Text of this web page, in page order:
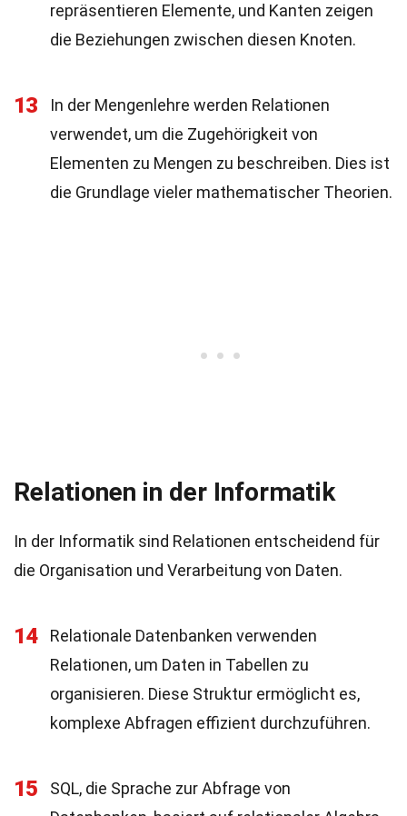
repräsentieren Elemente, und Kanten zeigen
die Beziehungen zwischen diesen Knoten.
13
In der Mengenlehre werden Relationen
verwendet, um die Zugehörigkeit von
Elementen zu Mengen zu beschreiben. Dies ist
die Grundlage vieler mathematischer Theorien.
Relationen in der Informatik
In der Informatik sind Relationen entscheidend für
die Organisation und Verarbeitung von Daten.
14
Relationale Datenbanken verwenden
Relationen, um Daten in Tabellen zu
organisieren. Diese Struktur ermöglicht es,
komplexe Abfragen effizient durchzuführen.
15
SQL, die Sprache zur Abfrage von